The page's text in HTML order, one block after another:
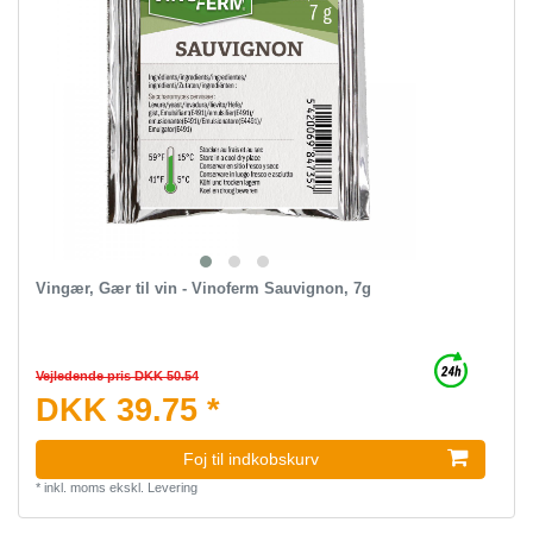
Vingær, Gær til vin - Vinoferm Sauvignon, 7g
Vejledende pris DKK 50.54
DKK 39.75 *
Foj til indkobskurv
* inkl. moms ekskl. Levering